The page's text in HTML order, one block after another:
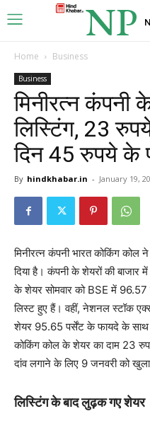
NP
Home Business
Business
मिनीरत्न कंपनी
लिस्टिंग, 23
दिन 45 रुपये के
By hindkhabar.in - January 19,
मिनीरत्न कंपनी भारत कोकिंग कोल
दिया है। कंपनी के शेयरों की बाजार
के शेयर सोमवार को BSE में
लिस्ट हुए हैं। वहीं, नेशनल स्टॉक
शेयर 95.65 पर्सेंट के फायदे के
कोकिंग कोल के शेयर का दाम 23
दांव लगाने के लिए 9 जनवरी को
लिस्टिंग के बाद लुढ़क गए शेयर